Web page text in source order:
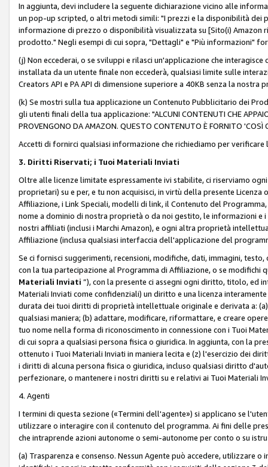
In aggiunta, devi includere la seguente dichiarazione vicino alle
un pop-up scripted, o altri metodi simili: "I prezzi e la disponibilità
informazione di prezzo o disponibilità visualizzata su [Sito(i)
prodotto." Negli esempi di cui sopra, "Dettagli" e "Più informazioni"
(j) Non eccederai, o se sviluppi e rilasci un'applicazione che interagisce
installata da un utente finale non eccederà, qualsiasi limite sulle
Creators API e PA API di dimensione superiore a 40KB senza la nostra
(k) Se mostri sulla tua applicazione un Contenuto Pubblicitario dei
gli utenti finali della tua applicazione: "ALCUNI CONTENUTI CHE
PROVENGONO DA AMAZON. QUESTO CONTENUTO È FORNITO
Accetti di fornirci qualsiasi informazione che richiediamo per
3. Diritti Riservati; i Tuoi Materiali Inviati
Oltre alle licenze limitate espressamente ivi stabilite, ci riserviamo
proprietari) su e per, e tu non acquisisci, in virtù della presente
Affiliazione, i Link Speciali, modelli di link, il Contenuto del
nome a dominio di nostra proprietà o da noi gestito, le informazioni e
nostri affiliati (inclusi i Marchi Amazon), e ogni altra proprietà
Affiliazione (inclusa qualsiasi interfaccia dell'applicazione del
Se ci fornisci suggerimenti, recensioni, modifiche, dati, immagini,
con la tua partecipazione al Programma di Affiliazione, o se modifichi
Materiali Inviati ”), con la presente ci assegni ogni diritto, titolo, ed
Materiali Inviati come confidenziali) un diritto e una licenza
durata dei tuoi diritti di proprietà intellettuale originale e derivata a:
qualsiasi maniera; (b) adattare, modificare, riformattare, e creare
tuo nome nella forma di riconoscimento in connessione con i Tuoi
di cui sopra a qualsiasi persona fisica o giuridica. In aggiunta, con la
ottenuto i Tuoi Materiali Inviati in maniera lecita e (z) l'esercizio dei
i diritti di alcuna persona fisica o giuridica, incluso qualsiasi diritto
perfezionare, o mantenere i nostri diritti su e relativi ai Tuoi Materiali
4. Agenti
I termini di questa sezione («Termini dell'agente») si applicano se
utilizzare o interagire con il contenuto del programma. Ai fini delle
che intraprende azioni autonome o semi-autonome per conto o su
(a) Trasparenza e consenso. Nessun Agente può accedere, utilizzare